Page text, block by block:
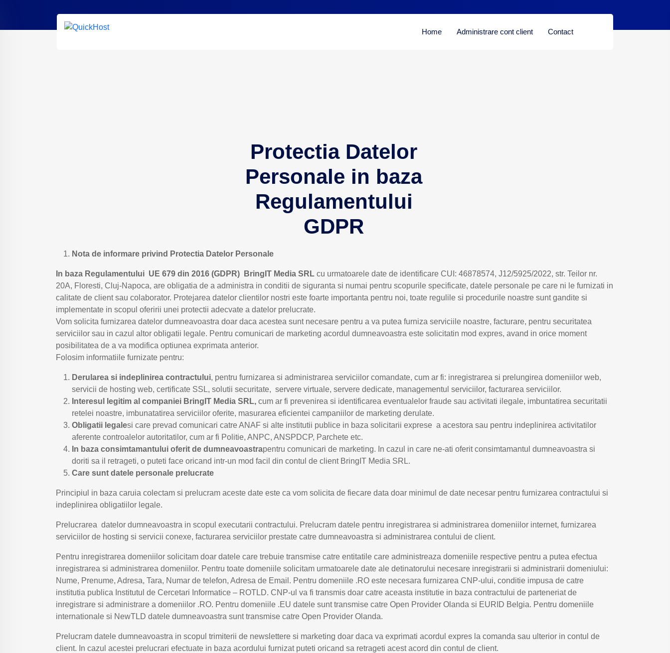
Home Administrare cont client Contact
Protectia Datelor
Personale in baza
Regulamentului
GDPR
Nota de informare privind Protectia Datelor Personale
In baza Regulamentului UE 679 din 2016 (GDPR) BringIT Media SRL cu urmatoarele date de identificare CUI: 46878574, J12/5925/2022, str. Teilor nr.
20A, Floresti, Cluj-Napoca, are obligatia de a administra in conditii de siguranta si numai pentru scopurile specificate, datele personale pe care ni le furnizati in
calitate de client sau colaborator. Protejarea datelor clientilor nostri este foarte importanta pentru noi, toate regulile si procedurile noastre sunt gandite si
implementate in scopul oferirii unei protectii adecvate a datelor prelucrate.
Vom solicita furnizarea datelor dumneavoastra doar daca acestea sunt necesare pentru a va putea furniza serviciile noastre, facturare, pentru securitatea
serviciilor sau in cazul altor obligatii legale. Pentru comunicari de marketing acordul dumneavoastra este solicitatin mod expres, avand in orice moment
posibilitatea de a va modifica optiunea exprimata anterior.
Folosim informatiile furnizate pentru:
Derularea si indeplinirea contractului, pentru furnizarea si administrarea serviciilor comandate, cum ar fi: inregistrarea si prelungirea domeniilor web,
servicii de hosting web, certificate SSL, solutii securitate, servere virtuale, servere dedicate, managementul serviciilor, facturarea serviciilor.
Interesul legitim al companiei BringIT Media SRL, cum ar fi prevenirea si identificarea eventualelor fraude sau activitati ilegale, imbuntatirea securitatii
retelei noastre, imbunatatirea serviciilor oferite, masurarea eficientei campaniilor de marketing derulate.
Obligatii legalesi care prevad comunicari catre ANAF si alte institutii publice in baza solicitarii exprese a acestora sau pentru indeplinirea activitatilor
aferente controalelor autoritatilor, cum ar fi Politie, ANPC, ANSPDCP, Parchete etc.
In baza consimtamantului oferit de dumneavoastrapentru comunicari de marketing. In cazul in care ne-ati oferit consimtamantul dumneavoastra si
doriti sa il retrageti, o puteti face oricand intr-un mod facil din contul de client BringIT Media SRL.
Care sunt datele personale prelucrate
Principiul in baza caruia colectam si prelucram aceste date este ca vom solicita de fiecare data doar minimul de date necesar pentru furnizarea contractului si
indeplinirea obligatiilor legale.
Prelucrarea datelor dumneavoastra in scopul executarii contractului. Prelucram datele pentru inregistrarea si administrarea domeniilor internet, furnizarea
serviciilor de hosting si servicii conexe, facturarea serviciilor prestate catre dumneavoastra si administrarea contului de client.
Pentru inregistrarea domeniilor solicitam doar datele care trebuie transmise catre entitatile care administreaza domeniile respective pentru a putea efectua
inregistrarea si administrarea domeniilor. Pentru toate domeniile solicitam urmatoarele date ale detinatorului necesare inregistrarii si administrarii domeniului:
Nume, Prenume, Adresa, Tara, Numar de telefon, Adresa de Email. Pentru domeniile .RO este necesara furnizarea CNP-ului, conditie impusa de catre
institutia publica Institutul de Cercetari Informatice – ROTLD. CNP-ul va fi transmis doar catre aceasta institutie in baza contractului de parteneriat de
inregistrare si administrare a domeniilor .RO. Pentru domeniile .EU datele sunt transmise catre Open Provider Olanda si EURID Belgia. Pentru domeniile
internationale si NewTLD datele dumneavoastra sunt transmise catre Open Provider Olanda.
Prelucram datele dumneavoastra in scopul trimiterii de newslettere si marketing doar daca va exprimati acordul expres la comanda sau ulterior in contul de
client. In cazul acestei prelucrari efectuate in baza acordului furnizat puteti oricand sa retrageti acest acord din contul de client.